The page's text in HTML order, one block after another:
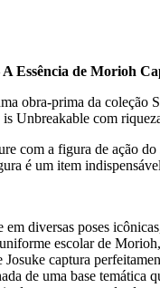
Essência de Morioh
obra-prima da
Unbreakable com
com a figura de ação
é um item
em diversas poses
escolar de
Josuke captura
de uma base temática